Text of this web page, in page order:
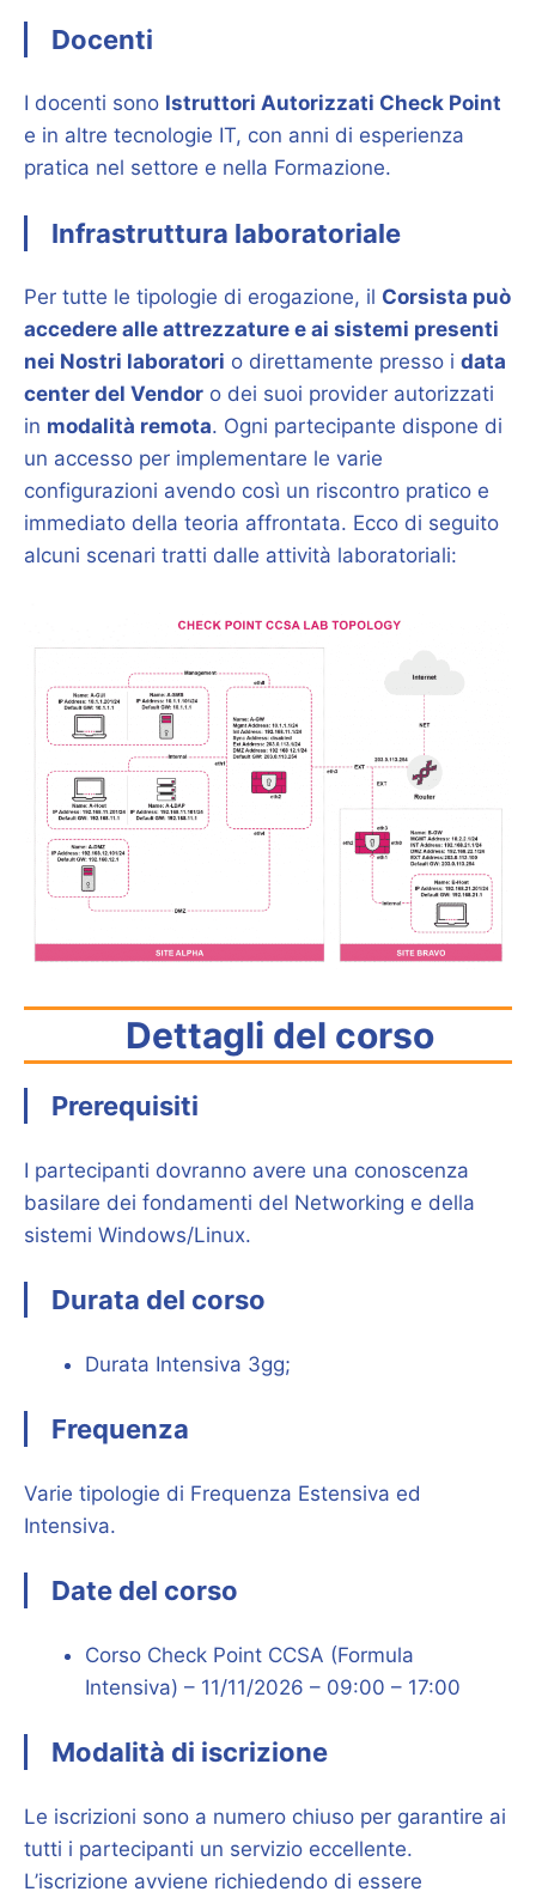
Docenti
I docenti sono Istruttori Autorizzati Check Point
e in altre tecnologie IT, con anni di esperienza
pratica nel settore e nella Formazione.
Infrastruttura laboratoriale
Per tutte le tipologie di erogazione, il Corsista può
accedere alle attrezzature e ai sistemi presenti
nei Nostri laboratori o direttamente presso i data
center del Vendor o dei suoi provider autorizzati
in modalità remota. Ogni partecipante dispone di
un accesso per implementare le varie
configurazioni avendo così un riscontro pratico e
immediato della teoria affrontata. Ecco di seguito
alcuni scenari tratti dalle attività laboratoriali:
Dettagli del corso
Prerequisiti
I partecipanti dovranno avere una conoscenza
basilare dei fondamenti del Networking e della
sistemi Windows/Linux.
Durata del corso
Durata Intensiva 3gg;
Frequenza
Varie tipologie di Frequenza Estensiva ed
Intensiva.
Date del corso
Corso Check Point CCSA (Formula
Intensiva) – 11/11/2026 – 09:00 – 17:00
Modalità di iscrizione
Le iscrizioni sono a numero chiuso per garantire ai
tutti i partecipanti un servizio eccellente.
L’iscrizione avviene richiedendo di essere